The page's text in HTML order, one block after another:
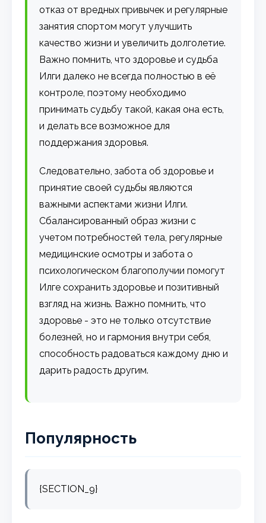
отказ от вредных привычек и регулярные
занятия спортом могут улучшить
качество жизни и увеличить долголетие.
Важно помнить, что здоровье и судьба
Илги далеко не всегда полностью в её
контроле, поэтому необходимо
принимать судьбу такой, какая она есть,
и делать все возможное для
поддержания здоровья.
Cледовательно, забота об здоровье и
принятие своей судьбы являются
важными аспектами жизни Илги.
Сбалансированный образ жизни с
учетом потребностей тела, регулярные
медицинские осмотры и забота о
психологическом благополучии помогут
Илге сохранить здоровье и позитивный
взгляд на жизнь. Важно помнить, что
здоровье - это не только отсутствие
болезней, но и гармония внутри себя,
способность радоваться каждому дню и
дарить радость другим.
Популярность
{SECTION_9}